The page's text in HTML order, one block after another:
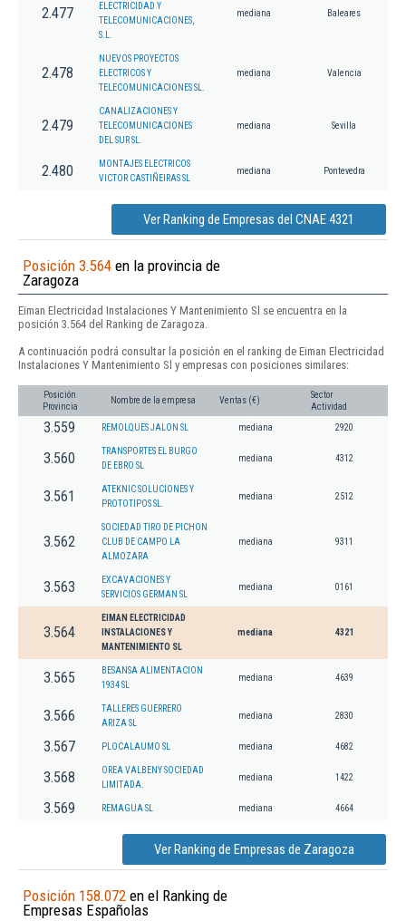
2.477
ELECTRICIDAD Y
TELECOMUNICACIONES,
S.L.
mediana Baleares
2.478
NUEVOS PROYECTOS
ELECTRICOS Y
TELECOMUNICACIONES SL.
mediana Valencia
2.479
CANALIZACIONES Y
TELECOMUNICACIONES
DEL SUR SL.
mediana Sevilla
2.480
MONTAJES ELECTRICOS
VICTOR CASTIÑEIRAS SL
mediana Pontevedra
Ver Ranking de Empresas del CNAE 4321
Posición 3.564 en la provincia de
Zaragoza
Eiman Electricidad Instalaciones Y Mantenimiento Sl se encuentra en la
posición 3.564 del Ranking de Zaragoza.
A continuación podrá consultar la posición en el ranking de Eiman Electricidad
Instalaciones Y Mantenimiento Sl y empresas con posiciones similares:
Posición
Provincia
Nombre de la empresa Ventas (€)
Sector
Actividad
3.559 REMOLQUES JALON SL mediana 2920
3.560
TRANSPORTES EL BURGO
DE EBRO SL
mediana 4312
3.561
ATEKNIC SOLUCIONES Y
PROTOTIPOS SL.
mediana 2512
3.562
SOCIEDAD TIRO DE PICHON
CLUB DE CAMPO LA
ALMOZARA
mediana 9311
3.563
EXCAVACIONES Y
SERVICIOS GERMAN SL
mediana 0161
3.564
EIMAN ELECTRICIDAD
INSTALACIONES Y
MANTENIMIENTO SL
mediana 4321
3.565
BESANSA ALIMENTACION
1934 SL
mediana 4639
3.566
TALLERES GUERRERO
ARIZA SL
mediana 2830
3.567 PLOCALAUMO SL mediana 4682
3.568
OREA VALBENY SOCIEDAD
LIMITADA.
mediana 1422
3.569 REMAGUA SL mediana 4664
Ver Ranking de Empresas de Zaragoza
Posición 158.072 en el Ranking de
Empresas Españolas